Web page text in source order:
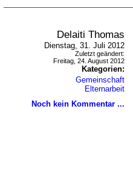
Delaiti Thomas
Dienstag, 31. Juli 2012
Zuletzt geändert:
Freitag, 24. August 2012
Kategorien:
Gemeinschaft
Elternarbeit
Noch kein Kommentar ...